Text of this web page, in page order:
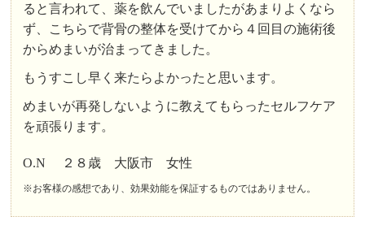
ると言われて、薬を飲んでいましたがあまりよくなら
ず、こちらで背骨の整体を受けてから４回目の施術後
からめまいが治まってきました。
もうすこし早く来たらよかったと思います。
めまいが再発しないように教えてもらったセルフケア
を頑張ります。
O.N ２８歳 大阪市 女性
※お客様の感想であり、効果効能を保証するものではありません。